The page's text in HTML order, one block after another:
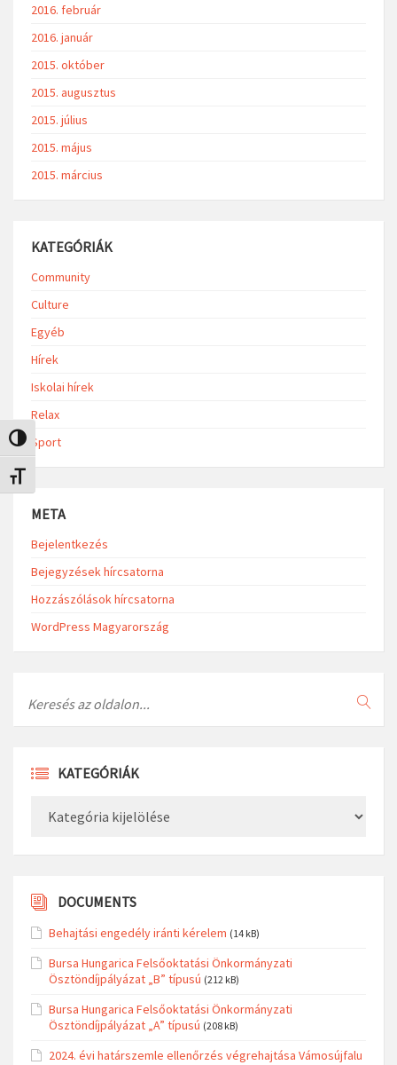
Nagy kontraszt váltása
Betűméret váltása
2016. február
2016. január
2015. október
2015. augusztus
2015. július
2015. május
2015. március
KATEGÓRIÁK
Community
Culture
Egyéb
Hírek
Iskolai hírek
Relax
Sport
META
Bejelentkezés
Bejegyzések hírcsatorna
Hozzászólások hírcsatorna
WordPress Magyarország
KATEGÓRIÁK
DOCUMENTS
Behajtási engedély iránti kérelem (14 kB)
Bursa Hungarica Felsőoktatási Önkormányzati
Ösztöndíjpályázat „B” típusú (212 kB)
Bursa Hungarica Felsőoktatási Önkormányzati
Ösztöndíjpályázat „A” típusú (208 kB)
2024. évi határszemle ellenőrzés végrehajtása Vámosújfalu